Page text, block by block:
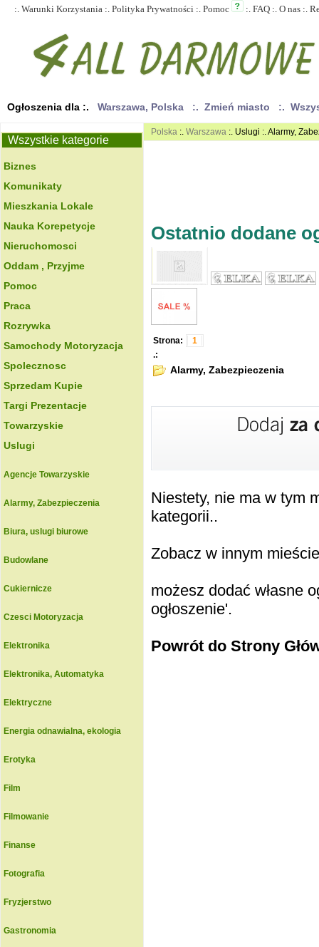
:. Warunki Korzystania :. Polityka Prywatności :. Pomoc :. FAQ :. O nas :.
Ogłoszenia dla :. Warszawa, Polska :. Zmień miasto :.
Wszystkie kategorie
Biznes
Komunikaty
Mieszkania Lokale
Nauka Korepetycje
Nieruchomosci
Oddam , Przyjme
Pomoc
Praca
Rozrywka
Samochody Motoryzacja
Spolecznosc
Sprzedam Kupie
Targi Prezentacje
Towarzyskie
Uslugi
Agencje Towarzyskie
Alarmy, Zabezpieczenia
Biura, uslugi biurowe
Budowlane
Cukiernicze
Czesci Motoryzacja
Elektronika
Elektronika, Automatyka
Elektryczne
Energia odnawialna, ekologia
Erotyka
Film
Filmowanie
Finanse
Fotografia
Fryzjerstwo
Gastronomia
Polska :. Warszawa :. Uslugi :. Alarmy,
Ostatnio dodane
Strona:
1
.:
Alarmy, Zabezpieczenia
Niestety, nie ma w tym
kategorii..
Zobacz w innym
możesz dodać własne
ogłoszenie'.
Powrót do Strony